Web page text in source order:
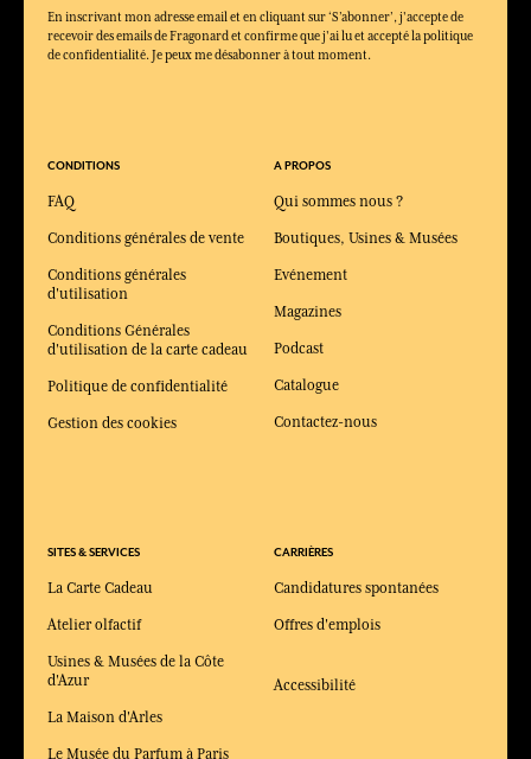
En inscrivant mon adresse email et en cliquant sur ‘S’abonner’, j'accepte de
recevoir des emails de Fragonard et confirme que j'ai lu et accepté la politique
de confidentialité. Je peux me désabonner à tout moment.
CONDITIONS
FAQ
Conditions générales de vente
Conditions générales
d'utilisation
Conditions Générales
d'utilisation de la carte cadeau
Politique de confidentialité
Gestion des cookies
SITES & SERVICES
La Carte Cadeau
Atelier olfactif
Usines & Musées de la Côte
d'Azur
La Maison d'Arles
Le Musée du Parfum à Paris
A PROPOS
Qui sommes nous ?
Boutiques, Usines & Musées
Evénement
Magazines
Podcast
Catalogue
Contactez-nous
CARRIÈRES
Candidatures spontanées
Offres d'emplois
Accessibilité